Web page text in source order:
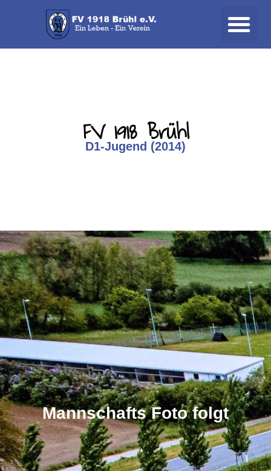
FV 1918 Brühl
D1-Jugend (2014)
Mannschafts Foto folgt